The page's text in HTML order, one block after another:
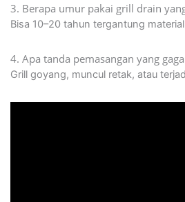
3. Berapa umur pakai grill drain
Bisa 10–20 tahun tergantung
4. Apa tanda pemasangan yang
Grill goyang, muncul retak, atau